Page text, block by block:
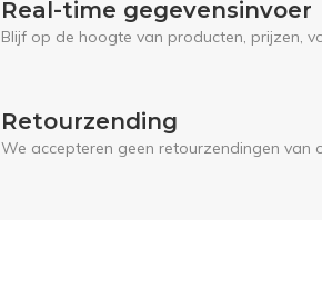
Real-time gegevensinvoer
Blijf op de hoogte van producten, prijzen,
Retourzending
We accepteren geen retourzendingen van